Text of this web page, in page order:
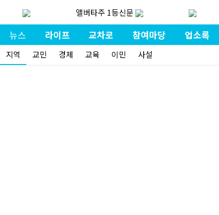
앨버타주 1등신문
뉴스 라이프 교차로 참여마당 업소록
지역 교민 경제 교육 이민 사설